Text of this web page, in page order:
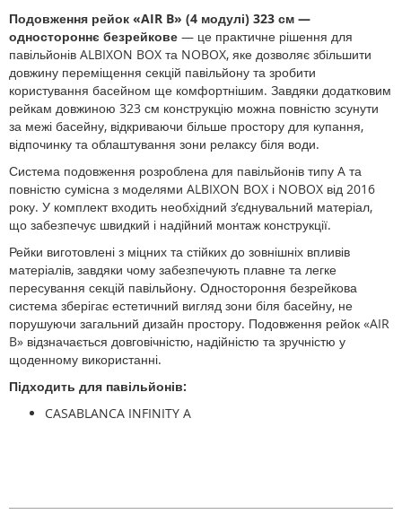
Подовження рейок «AIR B» (4 модулі) 323 см —
одностороннє безрейкове — це практичне рішення для
павільйонів ALBIXON BOX та NOBOX, яке дозволяє збільшити
довжину переміщення секцій павільйону та зробити
користування басейном ще комфортнішим. Завдяки додатковим
рейкам довжиною 323 см конструкцію можна повністю зсунути
за межі басейну, відкриваючи більше простору для купання,
відпочинку та облаштування зони релаксу біля води.
Система подовження розроблена для павільйонів типу A та
повністю сумісна з моделями ALBIXON BOX і NOBOX від 2016
року. У комплект входить необхідний з’єднувальний матеріал,
що забезпечує швидкий і надійний монтаж конструкції.
Рейки виготовлені з міцних та стійких до зовнішніх впливів
матеріалів, завдяки чому забезпечують плавне та легке
пересування секцій павільйону. Одностороння безрейкова
система зберігає естетичний вигляд зони біля басейну, не
порушуючи загальний дизайн простору. Подовження рейок «AIR
B» відзначається довговічністю, надійністю та зручністю у
щоденному використанні.
Підходить для павільйонів:
CASABLANCA INFINITY A